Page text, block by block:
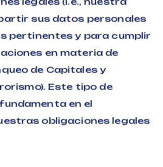
sus datos personales
pertinentes y para cumplir
en materia de
de Capitales y
Este tipo de
en el
obligaciones legales